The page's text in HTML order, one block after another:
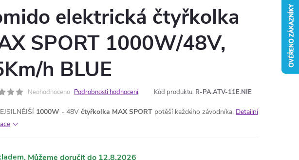
elektrická čtyřkolka
SPORT 1000W/48V,
h BLUE
Neohodnoceno Podrobnosti hodnocení Kód produktu: R-PA.ATV-11E.NIE
1000W - 48V čtyřkolka MAX SPORT potěší každého závodníka. Detailní
12.8.2026